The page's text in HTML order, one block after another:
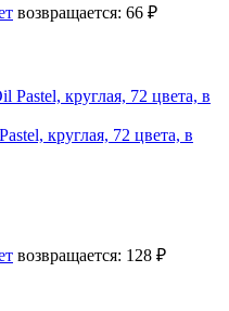
возвращается: 66 ₽
круглая, 72 цвета, в
возвращается: 128 ₽